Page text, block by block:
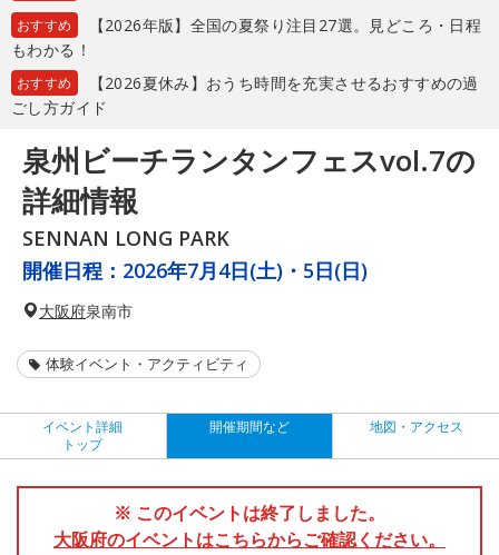
おすすめ
【2026年版】全国の夏祭り注目27選。見どころ・日程
もわかる！
おすすめ
【2026夏休み】おうち時間を充実させるおすすめの過
ごし方ガイド
泉州ビーチランタンフェスvol.7の
詳細情報
SENNAN LONG PARK
開催日程： 2026年7月4日(土)・5日(日)
大阪府泉南市
体験イベント・アクティビティ
イベント詳細
トップ
開催期間など 地図・アクセス
※ このイベントは終了しました。
大阪府のイベントはこちらからご確認ください。